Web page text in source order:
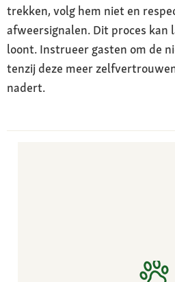
trekken, volg hem niet en
afweersignalen. Dit proces kan
loont. Instrueer gasten om de
tenzij deze meer
nadert.